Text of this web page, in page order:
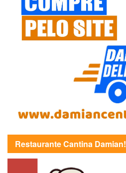
Restaurante Cantina Damian!